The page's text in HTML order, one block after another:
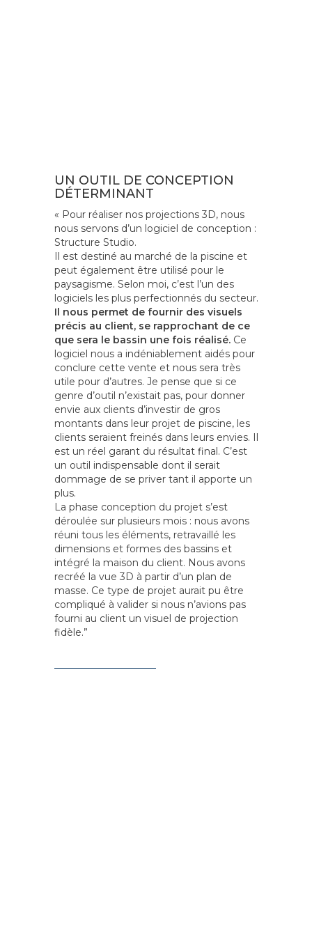
UN OUTIL DE CONCEPTION
DÉTERMINANT
« Pour réaliser nos projections 3D, nous
nous servons d’un logiciel de conception :
Structure Studio.
Il est destiné au marché de la piscine et
peut également être utilisé pour le
paysagisme. Selon moi, c’est l’un des
logiciels les plus perfectionnés du secteur.
Il nous permet de fournir des visuels
précis au client, se rapprochant de ce
que sera le bassin une fois réalisé.Ce
logiciel nous a indéniablement aidés pour
conclure cette vente et nous sera très
utile pour d’autres. Je pense que si ce
genre d’outil n’existait pas, pour donner
envie aux clients d’investir de gros
montants dans leur projet de piscine, les
clients seraient freinés dans leurs envies. Il
est un réel garant du résultat final. C’est
un outil indispensable dont il serait
dommage de se priver tant il apporte un
plus.
La phase conception du projet s’est
déroulée sur plusieurs mois : nous avons
réuni tous les éléments, retravaillé les
dimensions et formes des bassins et
intégré la maison du client. Nous avons
recréé la vue 3D à partir d’un plan de
masse. Ce type de projet aurait pu être
compliqué à valider si nous n’avions pas
fourni au client un visuel de projection
fidèle.”